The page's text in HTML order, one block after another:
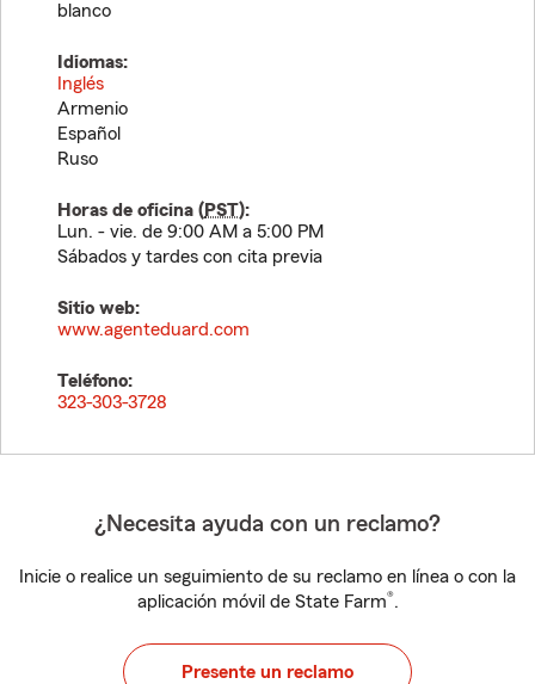
blanco
Idiomas:
Inglés
Armenio
Español
Ruso
Horas de oficina (PST):
Lun. - vie. de 9:00 AM a 5:00 PM
Sábados y tardes con cita previa
Sitio web:
www.agenteduard.com
Teléfono:
323-303-3728
¿Necesita ayuda con un reclamo?
Inicie o realice un seguimiento de su reclamo en línea o con la
aplicación móvil de State Farm®.
Presente un reclamo